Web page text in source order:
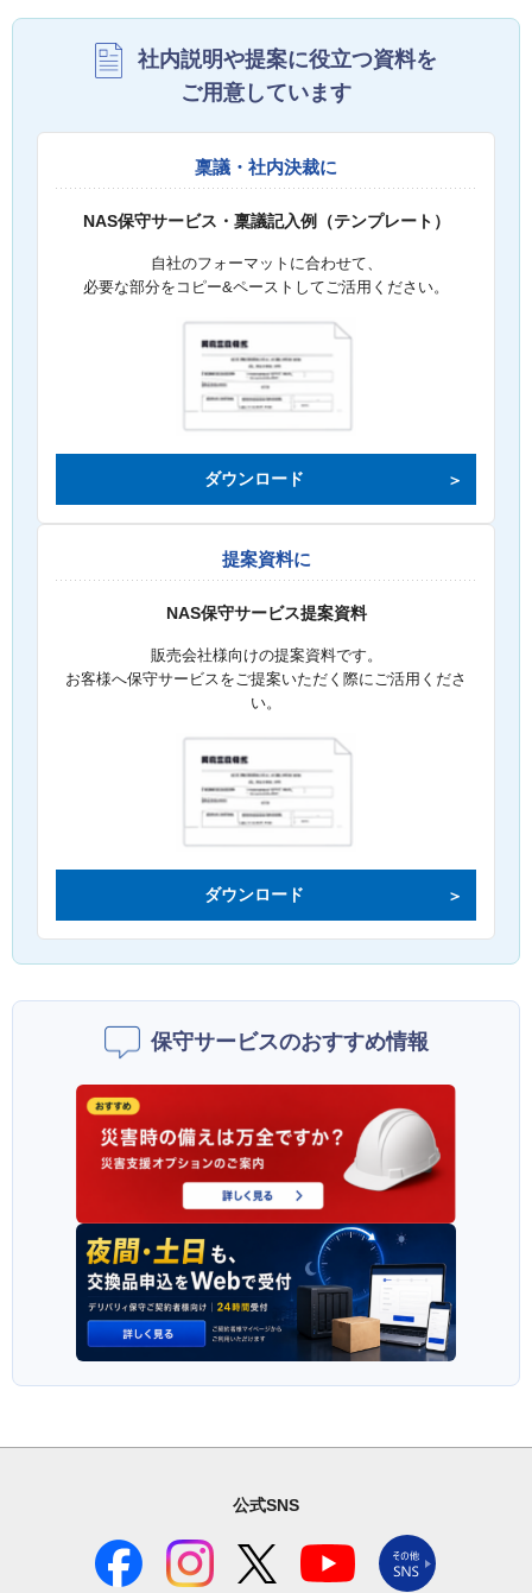
社内説明や提案に役立つ資料を
ご用意しています
稟議・社内決裁に
NAS保守サービス・稟議記入例（テンプレート）
自社のフォーマットに合わせて、
必要な部分をコピー&ペーストしてご活用ください。
ダウンロード
提案資料に
NAS保守サービス提案資料
販売会社様向けの提案資料です。
お客様へ保守サービスをご提案いただく際にご活用くださ
い。
ダウンロード
保守サービスのおすすめ情報
公式SNS